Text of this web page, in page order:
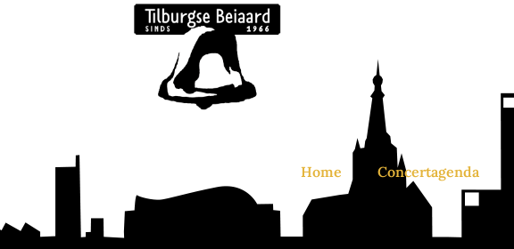
Home Concertagenda